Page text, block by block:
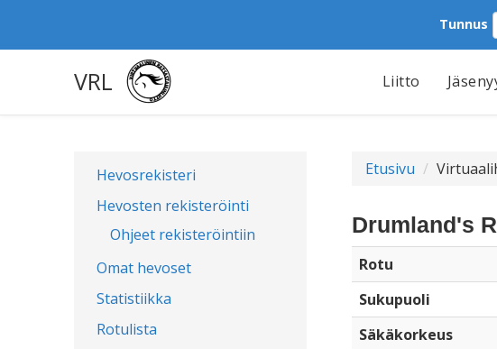
Tunnus
VRL Liitto
Hevosrekisteri
Hevosten rekisteröinti
Ohjeet rekisteröintiin
Omat hevoset
Statistiikka
Rotulista
Etusivu
Drumland's
Rotu
Sukupuoli
Säkäkorkeus